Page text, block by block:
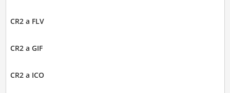
CR2 a FLV
CR2 a GIF
CR2 a ICO